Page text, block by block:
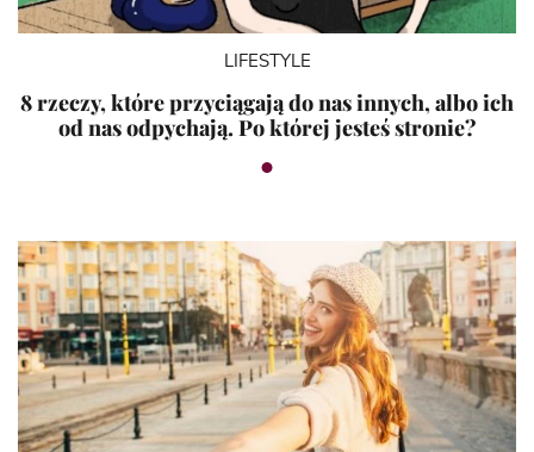
LIFESTYLE
8 rzeczy, które przyciągają do nas innych, albo ich
od nas odpychają. Po której jesteś stronie?